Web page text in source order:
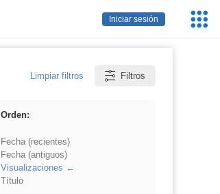
Iniciar sesión
Limpiar filtros Filtros
Orden:
Fecha (recientes)
Fecha (antiguos)
Visualizaciones
Título